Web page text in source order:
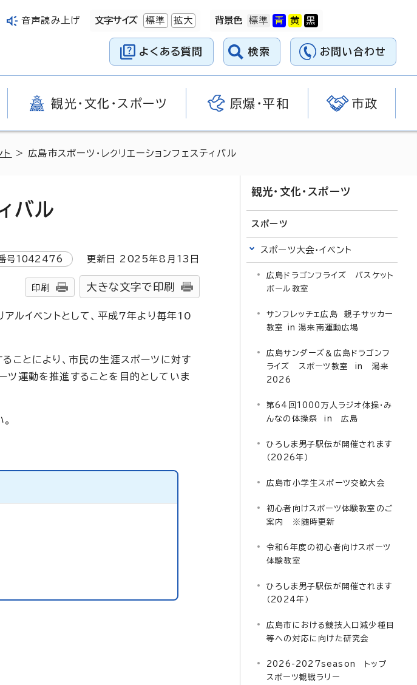
音声読み上げ 文字サイズ 標準 拡大 背景色
よくある質問 検索 お問い合わせ
観光・文化・スポーツ 原爆・平和 市政
ト > 広島市スポーツ・レクリエーションフェスティバル
バル
号1042476 更新日 2025年8月 13 日
印刷 大きな文字で印刷
アルイベントとして、平成7年より毎年10
ことにより、市民の生涯スポーツに対す
ツ運動を推進することを目的としていま
観光・文化・スポーツ
スポーツ
スポーツ大会・イベント
広島ドラゴンフライズ バスケット
ボール教室
サンフレッチェ広島 親子サッカー
教室 in 湯来南運動広場
広島サンダーズ＆広島ドラゴンフ
ライズ スポーツ教室 in 湯来
2026
第64回1000万人ラジオ体操・み
んなの体操祭 in 広島
ひろしま男子駅伝が開催されます
（2026年）
広島市小学生スポーツ交歓大会
初心者向けスポーツ体験教室のご
案内 ※随時更新
令和6年度の初心者向けスポーツ
体験教室
ひろしま男子駅伝が開催されます
（2024年）
広島市における競技人口減少種目
等への対応に向けた研究会
2026-2027season トップ
スポーツ観戦ラリー